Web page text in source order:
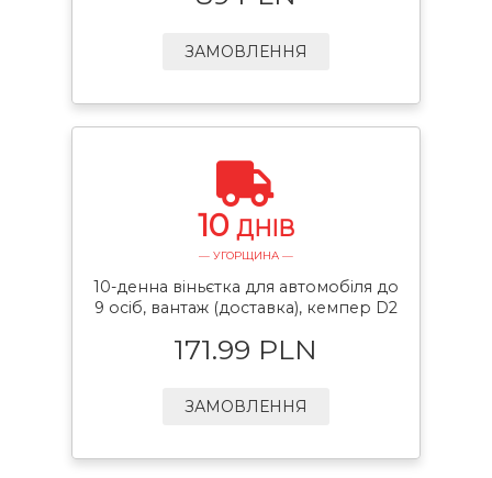
ЗАМОВЛЕННЯ
10 ДНІВ
— УГОРЩИНА —
10-денна віньєтка для автомобіля до
9 осіб, вантаж (доставка), кемпер D2
171.99 PLN
ЗАМОВЛЕННЯ